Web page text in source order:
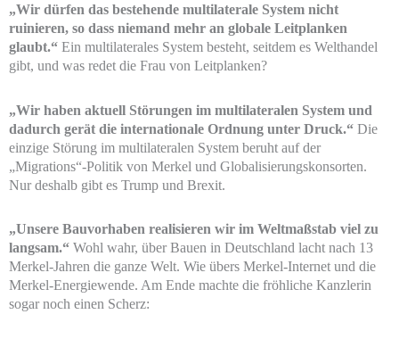
„Wir dürfen das bestehende multilaterale System nicht
ruinieren, so dass niemand mehr an globale Leitplanken
glaubt.“ Ein multilaterales System besteht, seitdem es Welthandel
gibt, und was redet die Frau von Leitplanken?
„Wir haben aktuell Störungen im multilateralen System und
dadurch gerät die internationale Ordnung unter Druck.“ Die
einzige Störung im multilateralen System beruht auf der
„Migrations“-Politik von Merkel und Globalisierungskonsorten.
Nur deshalb gibt es Trump und Brexit.
„Unsere Bauvorhaben realisieren wir im Weltmaßstab viel zu
langsam.“ Wohl wahr, über Bauen in Deutschland lacht nach 13
Merkel-Jahren die ganze Welt. Wie übers Merkel-Internet und die
Merkel-Energiewende. Am Ende machte die fröhliche Kanzlerin
sogar noch einen Scherz: